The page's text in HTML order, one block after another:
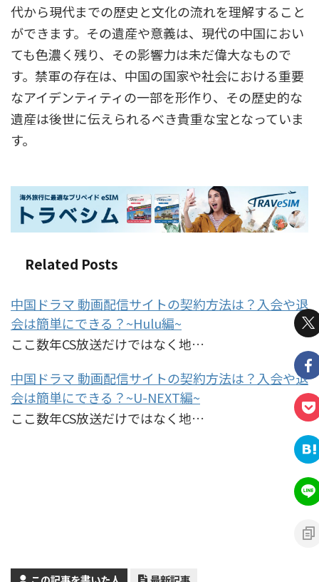
代から現代までの歴史と文化の流れを理解すること
ができます。その遺産や意義は、現代の中国におい
ても色濃く残り、その影響力は未だ偉大なもので
す。禁軍の存在は、中国の国家や社会における重要
なアイデンティティの一部を形作り、その歴史的な
遺産は後世に伝えられるべき貴重な宝となっていま
す。
Related Posts
中国ドラマ 動画配信サイトの契約方法は？入会や退
会は簡単にできる？~Hulu編~
ここ数年CS放送だけではなく地…
中国ドラマ 動画配信サイトの契約方法は？入会や退
会は簡単にできる？~U-NEXT編~
ここ数年CS放送だけではなく地…